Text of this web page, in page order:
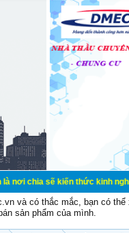
kiến thức kinh nghiệm
và có thắc mắc, bạn có
sản phẩm của mình.